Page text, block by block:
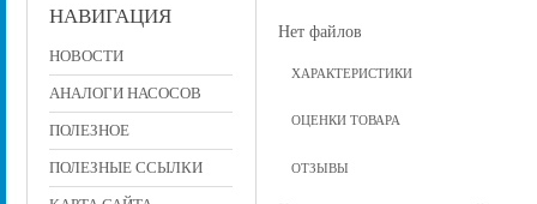
НАВИГАЦИЯ
НОВОСТИ
АНАЛОГИ НАСОСОВ
ПОЛЕЗНОЕ
ПОЛЕЗНЫЕ ССЫЛКИ
Нет файлов
ХАРАКТЕРИСТИКИ
ОЦЕНКИ ТОВАРА
ОТЗЫВЫ